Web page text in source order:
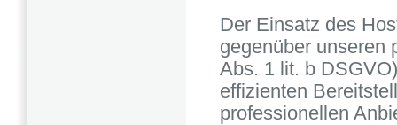
Der Einsatz des
gegenüber unseren
Abs. 1 lit. b
effizienten
professionellen